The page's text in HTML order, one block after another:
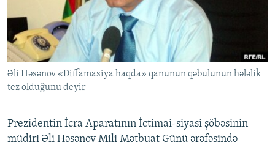
İNFOQRAFIKA
KARIKATURA
AZƏRBAYCAN ƏDƏBIYYATI KITABXANASI
İSLAM VƏ DEMOKRATIYA
İZ - MƏDƏNIYYƏT PROQRAMI
PEŞƏ ETIKASI VƏ JURNALISTIKA STANDARTLARIMIZ
MATERIALLARIMIZDAN ISTIFADƏ
AZADLIQRADIOSU MOBIL TELEFONUNUZDA
XƏBƏR BÜLLETENLƏRIMIZ
BIZI IZLƏ
RFE/RL-in bütün saytları
Əli Həsənov «Diffamasiya haqda» qanunun qəbulunun hələlik
tez olduğunu deyir
Prezidentin İcra Aparatının İctimai-siyasi şöbəsinin
müdiri Əli Həsənov Mili Mətbuat Günü ərəfəsində